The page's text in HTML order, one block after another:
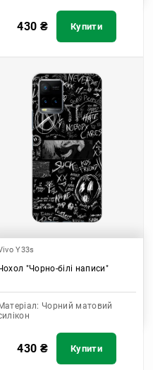
430 ₴ Купити
Y33s
"Чорно-білі написи"
Матеріал: Чорний матовий
430 ₴ Купити